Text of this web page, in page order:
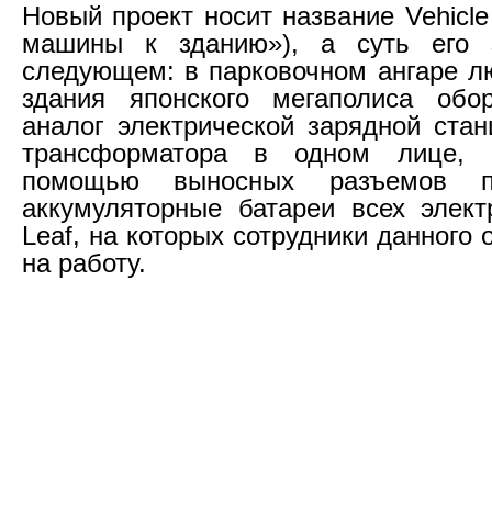
Новый проект носит название
машины к зданию»), а суть его
следующем: в парковочном ангаре
здания японского мегаполиса
аналог электрической зарядной
трансформатора в одном лице,
помощью выносных разъемов
аккумуляторные батареи всех
Leaf, на которых сотрудники данного
на работу.